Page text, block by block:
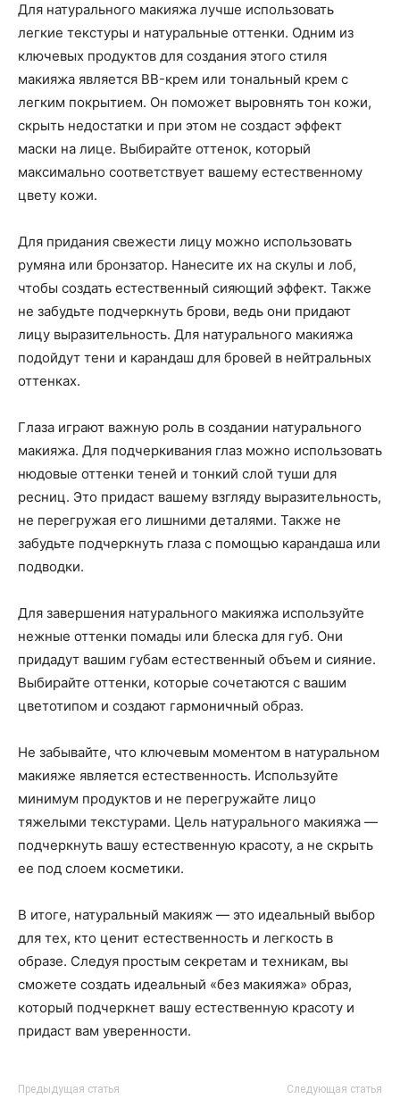
Для натурального макияжа лучше использовать
легкие текстуры и натуральные оттенки. Одним из
ключевых продуктов для создания этого стиля
макияжа является BB-крем или тональный крем с
легким покрытием. Он поможет выровнять тон кожи,
скрыть недостатки и при этом не создаст эффект
маски на лице. Выбирайте оттенок, который
максимально соответствует вашему естественному
цвету кожи.
Для придания свежести лицу можно использовать
румяна или бронзатор. Нанесите их на скулы и лоб,
чтобы создать естественный сияющий эффект. Также
не забудьте подчеркнуть брови, ведь они придают
лицу выразительность. Для натурального макияжа
подойдут тени и карандаш для бровей в нейтральных
оттенках.
Глаза играют важную роль в создании натурального
макияжа. Для подчеркивания глаз можно использовать
нюдовые оттенки теней и тонкий слой туши для
ресниц. Это придаст вашему взгляду выразительность,
не перегружая его лишними деталями. Также не
забудьте подчеркнуть глаза с помощью карандаша или
подводки.
Для завершения натурального макияжа используйте
нежные оттенки помады или блеска для губ. Они
придадут вашим губам естественный объем и сияние.
Выбирайте оттенки, которые сочетаются с вашим
цветотипом и создают гармоничный образ.
Не забывайте, что ключевым моментом в натуральном
макияже является естественность. Используйте
минимум продуктов и не перегружайте лицо
тяжелыми текстурами. Цель натурального макияжа —
подчеркнуть вашу естественную красоту, а не скрыть
ее под слоем косметики.
В итоге, натуральный макияж — это идеальный выбор
для тех, кто ценит естественность и легкость в
образе. Следуя простым секретам и техникам, вы
сможете создать идеальный «без макияжа» образ,
который подчеркнет вашу естественную красоту и
придаст вам уверенности.
Предыдущая статья Следующая статья